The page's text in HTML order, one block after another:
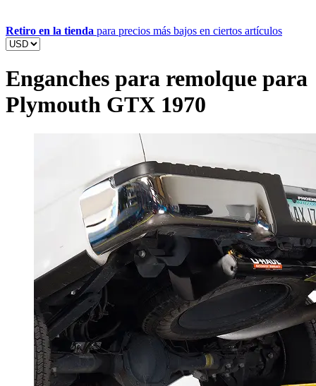
Retiro en la tienda para precios más bajos en ciertos artículos
Enganches para remolque para
Plymouth GTX 1970